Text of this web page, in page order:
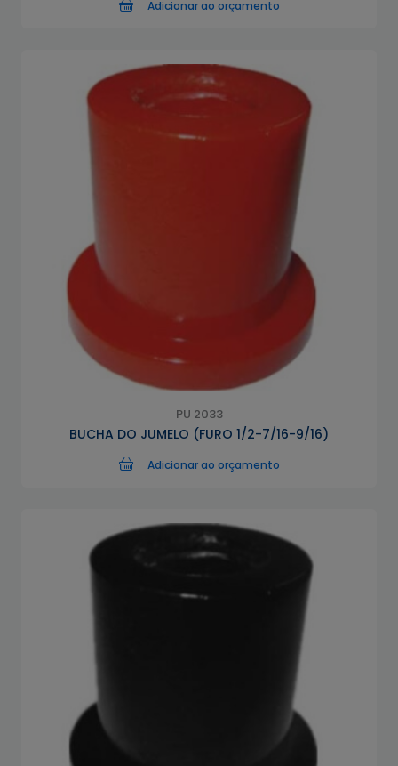
Adicionar ao orçamento
PU 2033
BUCHA DO JUMELO (FURO 1/2-7/16-9/16)
Adicionar ao orçamento